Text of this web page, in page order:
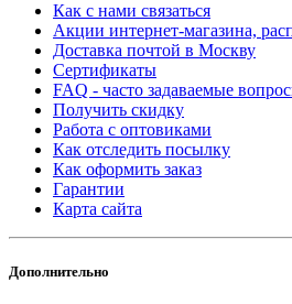
Как с нами связаться
Акции интернет-магазина,
Доставка почтой в Москву
Сертификаты
FAQ - часто задаваемые
Получить скидку
Работа с оптовиками
Как отследить посылку
Как оформить заказ
Гарантии
Карта сайта
Дополнительно